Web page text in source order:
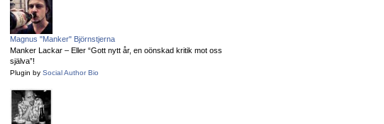
Magnus "Manker" Björnstjerna
Manker Lackar – Eller “Gott nytt år, en oönskad kritik mot oss
själva”!
Plugin by Social Author Bio